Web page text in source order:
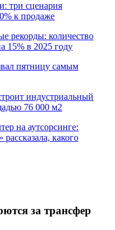
три сценария
к продаже
рекорды: количество
15% в 2025 году
пятницу самым
индустриальный
76 000 м2
на аутсорсинге:
какого
за трансфер